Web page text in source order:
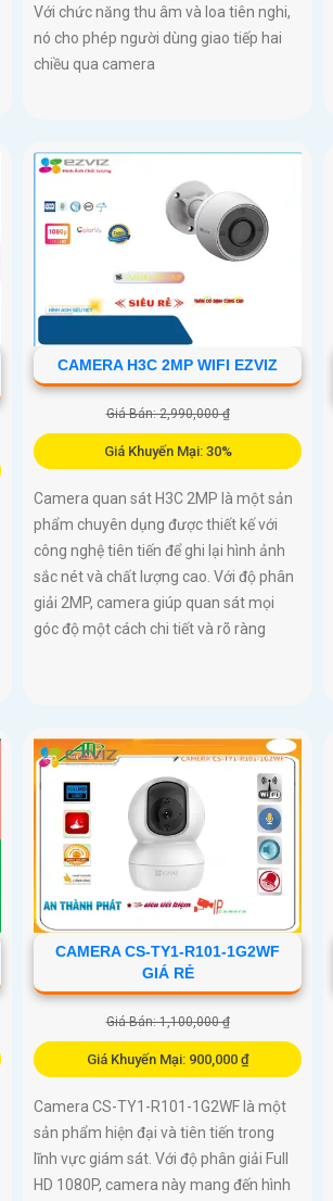
Với chức năng thu âm và loa tiên nghi,
nó cho phép người dùng giao tiếp hai
chiều qua camera
CAMERA H3C 2MP WIFI EZVIZ
Giá Bán: 2,990,000 ₫
Giá Khuyến Mại: 30%
Camera quan sát H3C 2MP là một sản
phẩm chuyên dụng được thiết kế với
công nghệ tiên tiến để ghi lại hình ảnh
sắc nét và chất lượng cao. Với độ phân
giải 2MP, camera giúp quan sát mọi
góc độ một cách chi tiết và rõ ràng
CAMERA CS-TY1-R101-1G2WF
GIÁ RẺ
Giá Bán: 1,100,000 ₫
Giá Khuyến Mại: 900,000 ₫
Camera CS-TY1-R101-1G2WF là một
sản phẩm hiện đại và tiên tiến trong
lĩnh vực giám sát. Với độ phân giải Full
HD 1080P, camera này mang đến hình